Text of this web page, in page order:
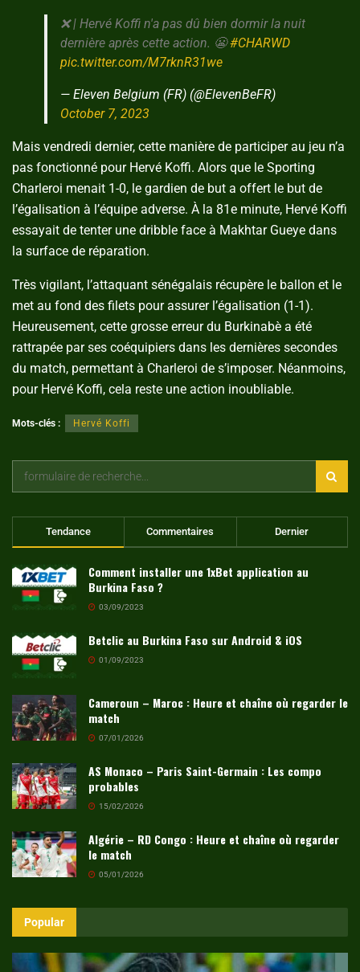
❌ | Hervé Koffi n'a pas dû bien dormir la nuit
dernière après cette action. 😬#CHARWD
pic.twitter.com/M7rknR31we
— Eleven Belgium (FR) (@ElevenBeFR)
October 7, 2023
Mais vendredi dernier, cette manière de participer au jeu n’a
pas fonctionné pour Hervé Koffi. Alors que le Sporting
Charleroi menait 1-0, le gardien de but a offert le but de
l’égalisation à l’équipe adverse. À la 81e minute, Hervé Koffi
essayait de tenter une dribble face à Makhtar Gueye dans
la surface de réparation.
Très vigilant, l’attaquant sénégalais récupère le ballon et le
met au fond des filets pour assurer l’égalisation (1-1).
Heureusement, cette grosse erreur du Burkinabè a été
rattrapée par ses coéquipiers dans les dernières secondes
du match, permettant à Charleroi de s’imposer. Néanmoins,
pour Hervé Koffi, cela reste une action inoubliable.
Mots-clés : Hervé Koffi
Tendance Commentaires Dernier
Comment installer une 1xBet application au
Burkina Faso ?
03/09/2023
Betclic au Burkina Faso sur Android & iOS
01/09/2023
Cameroun – Maroc : Heure et chaîne où regarder le
match
07/01/2026
AS Monaco – Paris Saint-Germain : Les compo
probables
15/02/2026
Algérie – RD Congo : Heure et chaîne où regarder
le match
05/01/2026
Popular